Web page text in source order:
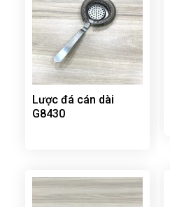
Lược đá cán dài
G8430